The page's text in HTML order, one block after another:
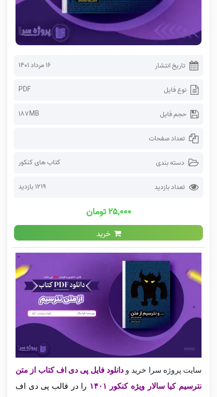
تاریخ انتشار ۱۶ مرداد ۱۴۰۱
نوع فایل PDF
حجم فایل 187MB
تعداد صفحات
دسته بندی کتاب های کنکور
تعداد بازدید 1219 بازدید
۲۵,۰۰۰ تومان
خرید
سایت پروژه سرا خرید ودانلود فایل پی دی اف کتاب از متن
نترسیم کیا سالار ویژه کنکور ۱۴۰۱
را در قالب پی دی اف